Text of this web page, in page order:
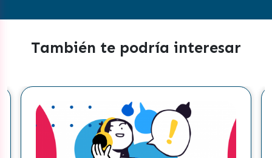
También te podría interesar